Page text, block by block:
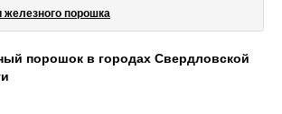
железного порошка
порошок в городах Свердловской